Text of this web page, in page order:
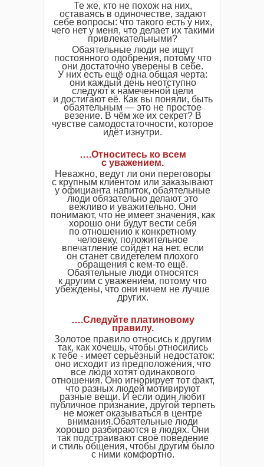
Те же, кто не похож на них,
оставаясь в одиночестве, задают
себе вопросы: что такого есть у них,
чего нет у меня, что делает их такими
привлекательными?
Обаятельные люди не ищут
постоянного одобрения, потому что
они достаточно уверены в себе.
У них есть ещё одна общая черта:
они каждый день неотступно
следуют к намеченной цели
и достигают её. Как вы поняли, быть
обаятельным — это не простое
везение. В чём же их секрет? В
чувстве самодостаточности, которое
идёт изнутри.
….Относитесь ко всем
с уважением.
Неважно, ведут ли они переговоры
с крупным клиентом или заказывают
у официанта напиток, обаятельные
люди обязательно делают это
вежливо и уважительно. Они
понимают, что не имеет значения, как
хорошо они будут вести себя
по отношению к конкретному
человеку, положительное
впечатление сойдёт на нет, если
он станет свидетелем плохого
обращения с кем-то ещё.
Обаятельные люди относятся
к другим с уважением, потому что
убеждены, что они ничем не лучше
других.
….Следуйте платиновому
правилу.
Золотое правило относись к другим
так, как хочешь, чтобы относились
к тебе - имеет серьёзный недостаток:
оно исходит из предположения, что
все люди хотят одинакового
отношения. Оно игнорирует тот факт,
что разных людей мотивируют
разные вещи. И если один любит
публичное признание, другой терпеть
не может оказываться в центре
внимания.Обаятельные люди
хорошо разбираются в людях. Они
так подстраивают своё поведение
и стиль общения, чтобы другим было
с ними комфортно.